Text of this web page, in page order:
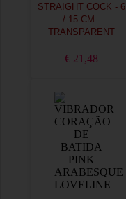
STRAIGHT COCK - 6
/ 15 CM -
TRANSPARENT
€ 21,48